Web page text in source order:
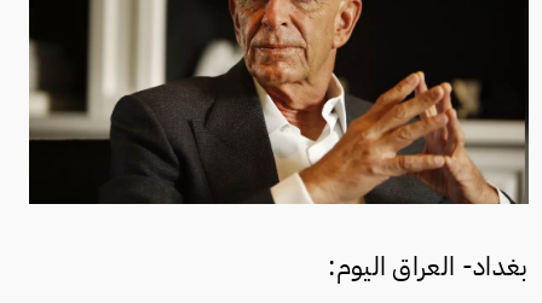
بغداد- العراق اليوم: